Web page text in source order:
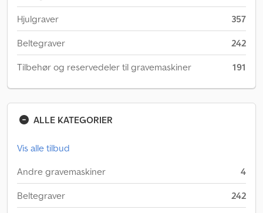
Hjulgraver 357
Beltegraver 242
Tilbehør og reservedeler til gravemaskiner 191
ALLE KATEGORIER
Vis alle tilbud
Andre gravemaskiner
4
Beltegraver 242